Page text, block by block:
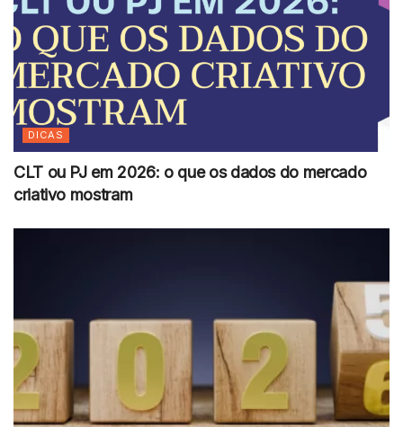
DICAS
CLT ou PJ em 2026: o que os dados do mercado
criativo mostram